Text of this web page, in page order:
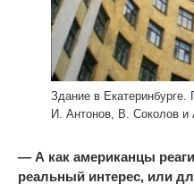
Здание в Екатеринбурге.
И. Антонов, В. Соколов
— А как американцы
реальный интерес, или